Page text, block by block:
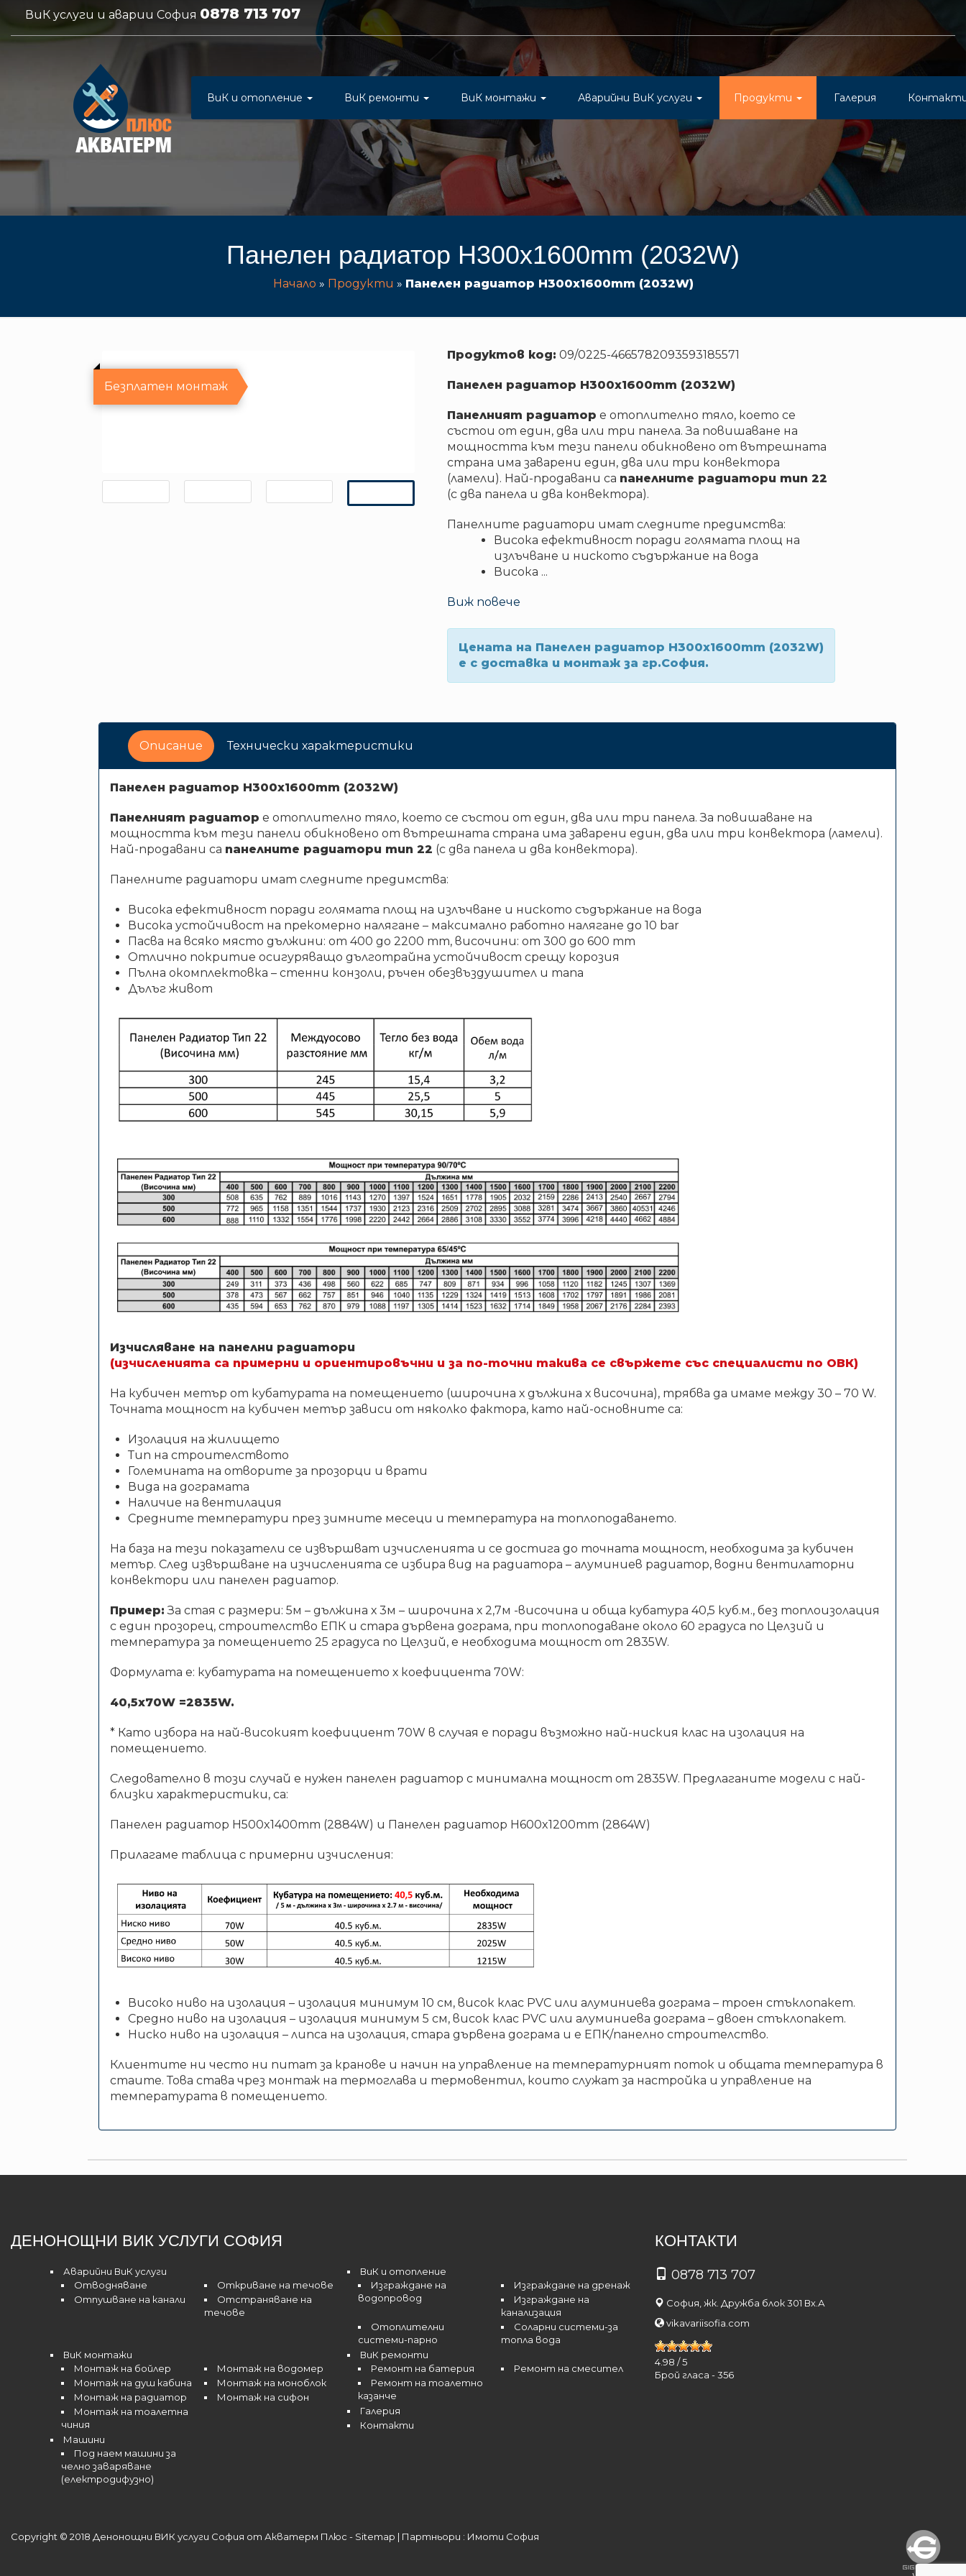
ВиК услуги и аварии София 0878 713 707
ВиК и отопление ВиК ремонти ВиК монтажи Аварийни ВиК услуги Продукти Галерия
Панелен радиатор H300x1600mm (2032W)
Начало » Продукти » Панелен радиатор H300x1600mm (2032W)
Безплатен монтаж
Продуктов код: 09/0225-4665782093593185571
Панелен радиатор H300x1600mm (2032W)
Панелният радиатор е отоплително тяло, което се
състои от един, два или три панела. За повишаване на
мощността към тези панели обикновено от вътрешната
страна има заварени един, два или три конвектора
(ламели). Най-продавани са панелните радиатори тип 22
(с два панела и два конвектора).
Панелните радиатори имат следните предимства:
Висока ефективност поради голямата площ на
излъчване и ниското съдържание на вода
Висока ...
Виж повече
Цената на Панелен радиатор H300x1600mm (2032W)
е с доставка и монтаж за гр.София.
Описание Технически характеристики
Панелен радиатор H300x1600mm (2032W)
Панелният радиатор е отоплително тяло, което се състои от един, два или три панела. За повишаване на
мощността към тези панели обикновено от вътрешната страна има заварени един, два или три конвектора (ламели).
Най-продавани са панелните радиатори тип 22 (с два панела и два конвектора).
Панелните радиатори имат следните предимства:
Висока ефективност поради голямата площ на излъчване и ниското съдържание на вода
Висока устойчивост на прекомерно налягане – максимално работно налягане до 10 bar
Пасва на всяко място дължини: от 400 до 2200 mm, височини: от 300 до 600 mm
Отлично покритие осигуряващо дълготрайна устойчивост срещу корозия
Пълна окомплектовка – стенни конзоли, ръчен обезвъздушител и тапа
Дълъг живот
Изчисляване на панелни радиатори
(изчисленията са примерни и ориентировъчни и за по-точни такива се свържете със специалисти по ОВК)
На кубичен метър от кубатурата на помещението (широчина х дължина х височина), трябва да имаме между 30 – 70 W.
Точната мощност на кубичен метър зависи от няколко фактора, като най-основните са:
Изолация на жилището
Тип на строителството
Големината на отворите за прозорци и врати
Вида на дограмата
Наличие на вентилация
Средните температури през зимните месеци и температура на топлоподаването.
На база на тези показатели се извършват изчисленията и се достига до точната мощност, необходима за кубичен
метър. След извършване на изчисленията се избира вид на радиатора – алуминиев радиатор, водни вентилаторни
конвектори или панелен радиатор.
Пример: За стая с размери: 5м – дължина х 3м – широчина х 2,7м -височина и обща кубатура 40,5 куб.м., без топлоизолация
с един прозорец, строителство ЕПК и стара дървена дограма, при топлоподаване около 60 градуса по Целзий и
температура за помещението 25 градуса по Целзий, е необходима мощност от 2835W.
Формулата е: кубатурата на помещението х коефициента 70W:
40,5х70W =2835W.
* Като избора на най-високият коефициент 70W в случая е поради възможно най-ниския клас на изолация на
помещението.
Следователно в този случай е нужен панелен радиатор с минимална мощност от 2835W. Предлаганите модели с най-
близки характеристики, са:
Панелен радиатор H500x1400mm (2884W) и Панелен радиатор H600x1200mm (2864W)
Прилагаме таблица с примерни изчисления:
Високо ниво на изолация – изолация минимум 10 см, висок клас PVC или алуминиева дограма – троен стъклопакет.
Средно ниво на изолация – изолация минимум 5 см, висок клас PVC или алуминиева дограма – двоен стъклопакет.
Ниско ниво на изолация – липса на изолация, стара дървена дограма и е ЕПК/панелно строителство.
Клиентите ни често ни питат за кранове и начин на управление на температурният поток и общата температура в
стаите. Това става чрез монтаж на термоглава и термовентил, които служат за настройка и управление на
температурата в помещението.
ДЕНОНОЩНИ ВИК УСЛУГИ СОФИЯ
Аварийни ВиК услуги
Отводняване
Откриване на течове
Отпушване на канали
Отстраняване на
течове
ВиК и отопление
Изграждане на
водопровод
Изграждане на дренаж
Изграждане на
канализация
Отоплителни
системи-парно
Соларни системи-за
топла вода
ВиК монтажи
Монтаж на бойлер
Монтаж на водомер
Монтаж на душ кабина
Монтаж на моноблок
Монтаж на радиатор
Монтаж на сифон
Монтаж на тоалетна
чиния
ВиК ремонти
Ремонт на батерия
Ремонт на смесител
Ремонт на тоалетно
казанче
Галерия
Контакти
Машини
Под наем машини за
челно заваряване
(електродифузно)
КОНТАКТИ
0878 713 707
София, жк. Дружба блок 301 Вх.А
vikavariisofia.com
4.98 /5
Брой гласа -356
Copyright © 2018 Денонощни ВИК услуги София от Акватерм Плюс - Sitemap | Партньори : Имоти София